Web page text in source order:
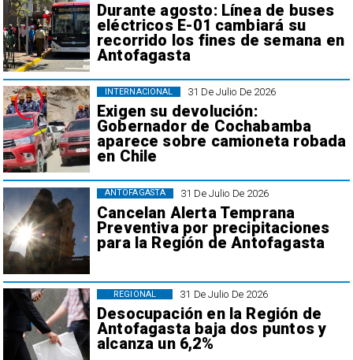
Durante agosto: Línea de buses
eléctricos E-01 cambiará su
recorrido los fines de semana en
Antofagasta
31 De Julio De 2026
Exigen su devolución:
Gobernador de Cochabamba
aparece sobre camioneta robada
en Chile
INTERNACIONAL
31 De Julio De 2026
Cancelan Alerta Temprana
Preventiva por precipitaciones
para la Región de Antofagasta
ANTOFAGASTA
31 De Julio De 2026
Desocupación en la Región de
Antofagasta baja dos puntos y
alcanza un 6,2%
REGIONAL